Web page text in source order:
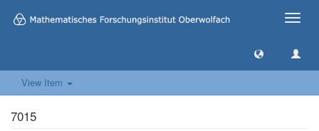
Toggle
View Item
7015